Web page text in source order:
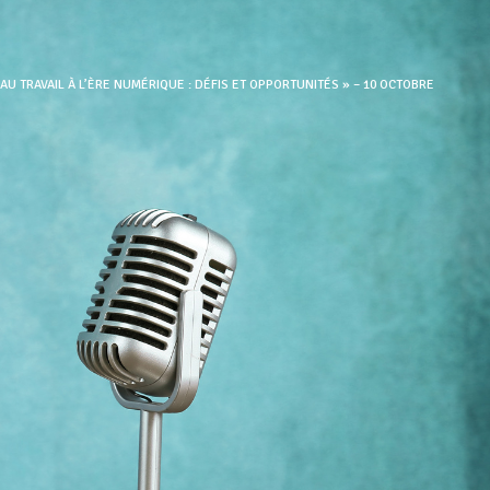
TRAVAIL À L’ÈRE NUMÉRIQUE : DÉFIS ET OPPORTUNITÉS » – 10 OCTOBRE